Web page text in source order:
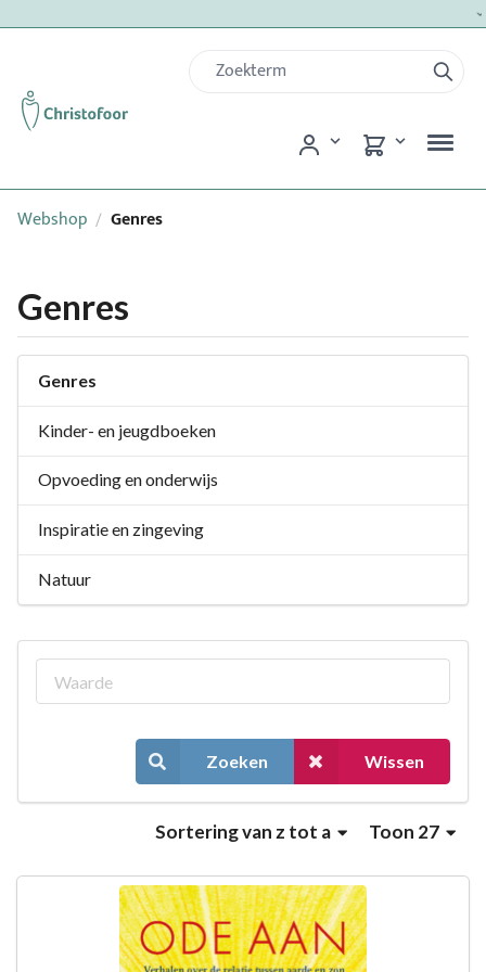
Webshop / Genres
Genres
Genres
Kinder- en jeugdboeken
Opvoeding en onderwijs
Inspiratie en zingeving
Natuur
Zoeken Wissen
Toon 27
Sorteringvan z tot a